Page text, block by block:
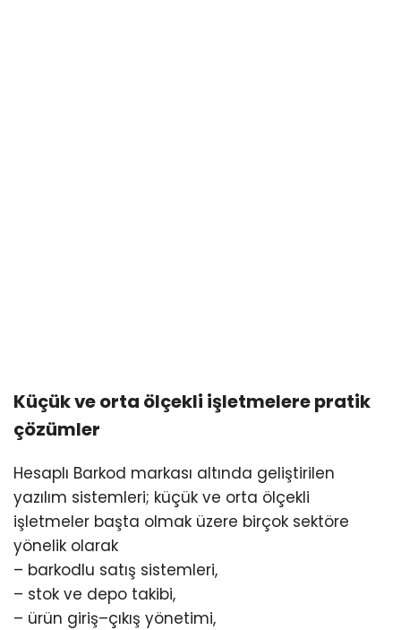
Küçük ve orta ölçekli işletmelere pratik
çözümler
Hesaplı Barkod markası altında geliştirilen
yazılım sistemleri; küçük ve orta ölçekli
işletmeler başta olmak üzere birçok sektöre
yönelik olarak
– barkodlu satış sistemleri,
– stok ve depo takibi,
– ürün giriş–çıkış yönetimi,